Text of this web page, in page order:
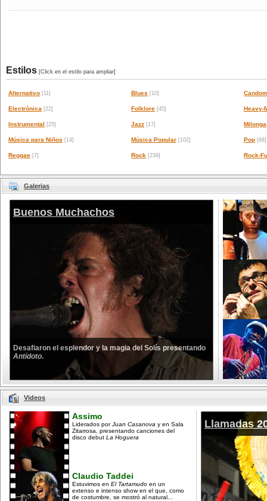
Estilos [Click en el estilo para ampliar]
Alternativo [11] Blues [10]
Electrónica [22] Folklore [45] Heavy-
Instrumental [25] Jazz [17] Milonga
Música para Niños [14] Música Popular [102] Pop [68]
Reggae [7] Rock [239] Rock-
Galerias
Buenos Muchachos
Desafiaron el esplendor y la magia del Solís presentando
Antídoto.
Videos
Assimo
Liderados porJuan Casanova y en Sala
Zitarrosa, presentando canciones del
disco debut La Hoguera
Claudio Taddei
Estuvimos en El Tartamudo en un
extenso e intenso show en el que, como
de costumbre, se mostró al natural...
Llamadas